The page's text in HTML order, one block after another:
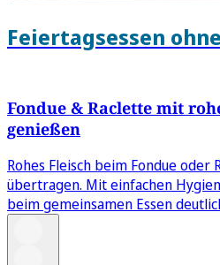
Feiertagsessen
Fondue & Raclette mit
genießen
Rohes Fleisch beim Fondue oder
übertragen. Mit einfachen
beim gemeinsamen Essen